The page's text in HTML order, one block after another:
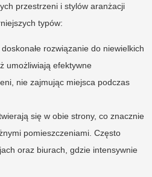
przestrzeni i stylów aranżacji
typów:
rozwiązanie do niewielkich
umożliwiają efektywne
nie zajmując miejsca podczas
się w obie strony, co znacznie
pomieszczeniami. Często
oraz biurach, gdzie intensywnie